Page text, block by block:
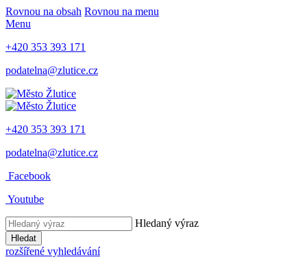
Rovnou na obsah Rovnou na menu
Menu
+420 353 393 171
podatelna@zlutice.cz
+420 353 393 171
podatelna@zlutice.cz
Facebook
Youtube
Hledaný výraz
Hledat
rozšířené vyhledávání